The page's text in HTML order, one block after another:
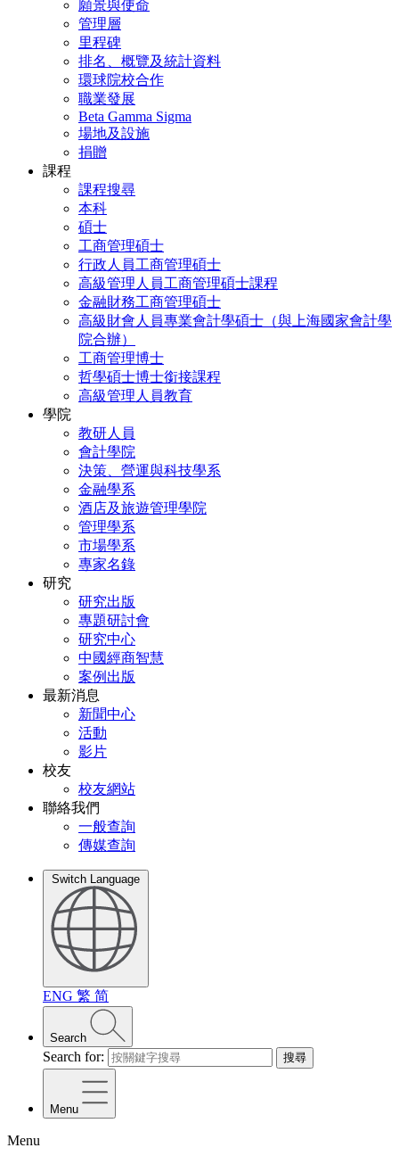
願景與使命
管理層
里程碑
排名、概覽及統計資料
環球院校合作
職業發展
Beta Gamma Sigma
場地及設施
捐贈
課程
課程搜尋
本科
碩士
工商管理碩士
行政人員工商管理碩士
高級管理人員工商管理碩士課程
金融財務工商管理碩士
高級財會人員專業會計學碩士（與上海國家會計學
院合辦）
工商管理博士
哲學碩士博士銜接課程
高級管理人員教育
學院
教研人員
會計學院
決策、營運與科技學系
金融學系
酒店及旅遊管理學院
管理學系
市場學系
專家名錄
研究
研究出版
專題研討會
研究中心
中國經商智慧
案例出版
最新消息
新聞中心
活動
影片
校友
校友網站
聯絡我們
一般查詢
傳媒查詢
Switch Language
ENG 繁 简
Search
Search for: 搜尋
Menu
Menu